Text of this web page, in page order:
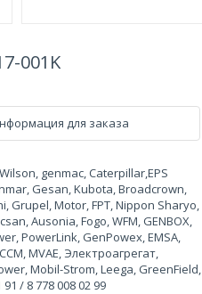
001K
для заказа
genmac, Caterpillar,EPS
Gesan, Kubota, Broadcrown,
Grupel, Motor, FPT, Nippon Sharyo,
Ausonia, Fogo, WFM, GENBOX,
PowerLink, GenPowex, EMSA,
MVAE, Электроагрегат,
Mobil-Strom, Leega, GreenField,
/ 8 778 008 02 99